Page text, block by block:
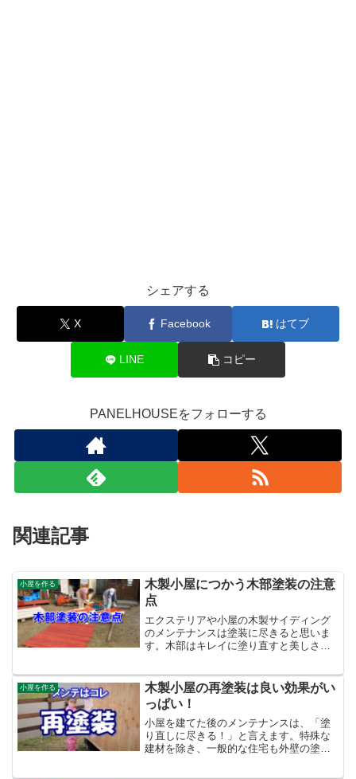
シェアする
X Facebook はてブ
LINE コピー
PANELHOUSEをフォローする
関連記事
小屋を作る
木製小屋につかう木部塗装の注意
点
エクステリアや小屋の木製サイディング
のメンテナンスは塗装に尽きると思いま
す。木部はキレイに塗り直すと美しさが
か？原色カラーの赤で塗装したい！やっ
ぱり高価な塗料は長持ちしま...
小屋を作る
木製小屋の再塗装は良い効果がい
っぱい！
小屋を建てた後のメンテナンスは、「塗
り直しに尽きる！」と言えます。特殊な
建材を除き、一般的な住宅も外壁の塗装